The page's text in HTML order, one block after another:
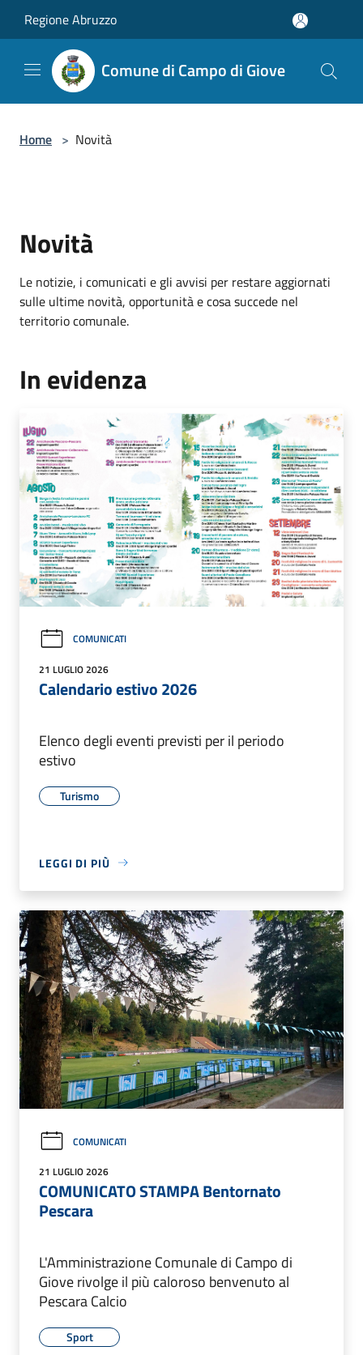
Regione Abruzzo
Comune di Campo di Giove
Home > Novità
Novità
Le notizie, i comunicati e gli avvisi per restare aggiornati
sulle ultime novità, opportunità e cosa succede nel
territorio comunale.
In evidenza
COMUNICATI
21 LUGLIO 2026
Calendario estivo 2026
Elenco degli eventi previsti per il periodo
estivo
Turismo
LEGGI DI PIÙ
COMUNICATI
21 LUGLIO 2026
COMUNICATO STAMPA Bentornato
Pescara
L'Amministrazione Comunale di Campo di
Giove rivolge il più caloroso benvenuto al
Pescara Calcio
Sport